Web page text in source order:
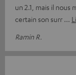
un 2.1, mais il
certain son surr
Ramin R.